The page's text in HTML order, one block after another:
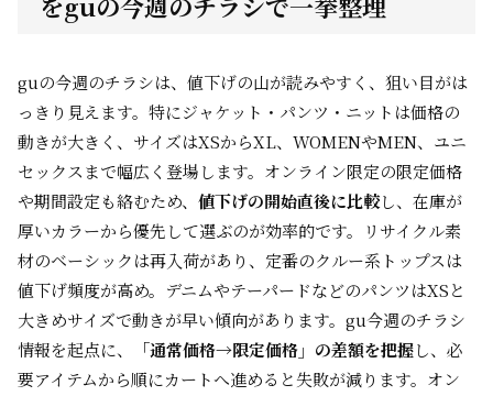
guの今週のチラシは、値下げの山が読みやすく、狙い目がは
っきり見えます。特にジャケット・パンツ・ニットは価格の
動きが大きく、サイズはXSからXL、WOMENやMEN、ユニ
セックスまで幅広く登場します。オンライン限定の限定価格
や期間設定も絡むため、 値下げの開始直後に比較し、在庫が
厚いカラーから優先して選ぶのが効率的です。リサイクル素
材のベーシックは再入荷があり、定番のクルー系トップスは
値下げ頻度が高め。デニムやテーパードなどのパンツはXSと
大きめサイズで動きが早い傾向があります。gu今週のチラシ
情報を起点に、
「通常価格→限定価格」の差額を把握し、必
要アイテムから順にカートへ進めると失敗が減ります。オン